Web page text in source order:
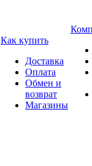
Как купить
Доставка
Оплата
Обмен и
возврат
Магазины